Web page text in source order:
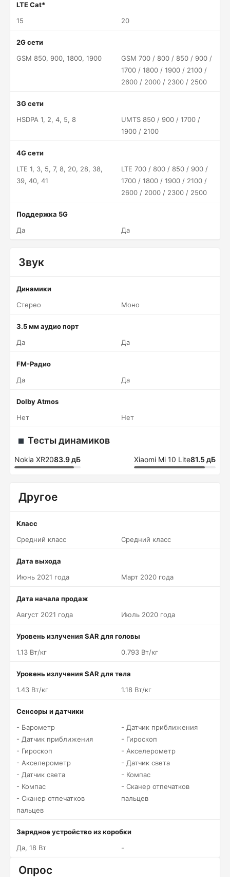
LTE Cat*
15
20
2G сети
GSM 850, 900, 1800, 1900
GSM 700 / 800 / 850 / 900 /
1700 / 1800 / 1900 / 2100 /
2600 / 2000 / 2300 / 2500
3G сети
HSDPA 1, 2, 4, 5, 8
UMTS 850 / 900 / 1700 /
1900 / 2100
4G сети
LTE 1, 3, 5, 7, 8, 20, 28, 38,
39, 40, 41
LTE 700 / 800 / 850 / 900 /
1700 / 1800 / 1900 / 2100 /
2600 / 2000 / 2300 / 2500
Поддержка 5G
Да
Да
Звук
Динамики
Стерео
Моно
3.5 мм аудио порт
Да
Да
FM-Радио
Да
Да
Dolby Atmos
Нет
Нет
Тесты динамиков
Nokia XR2083.9 дБ Xiaomi Mi 10 Lite81.5 дБ
Другое
Класс
Средний класс
Средний класс
Дата выхода
Июнь 2021 года
Март 2020 года
Дата начала продаж
Август 2021 года
Июль 2020 года
Уровень излучения SAR для головы
1.13 Вт/кг
0.793 Вт/кг
Уровень излучения SAR для тела
1.43 Вт/кг
1.18 Вт/кг
Сенсоры и датчики
- Барометр
- Датчик приближения
- Гироскоп
- Акселерометр
- Датчик света
- Компас
- Сканер отпечатков
пальцев
- Датчик приближения
- Гироскоп
- Акселерометр
- Датчик света
- Компас
- Сканер отпечатков
пальцев
Зарядное устройство из коробки
Да, 18 Вт
-
Опрос